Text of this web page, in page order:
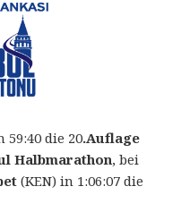
59:40 die 20.Auflage
Halbmarathon, bei
(KEN) in 1:06:07 die